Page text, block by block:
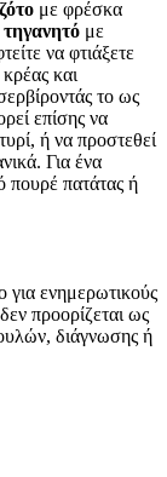
με φρέσκα
τηγανητό με
να φτιάξετε
και
το ως
επίσης να
ή να προστεθεί
Για ένα
πουρέ πατάτας ή
για ενημερωτικούς
προορίζεται ως
διάγνωσης ή